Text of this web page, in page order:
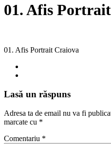
01. Afis
01. Afis Portrait Craiova
Lasă un răspuns
Adresa ta de email nu va fi
marcate cu *
Comentariu *